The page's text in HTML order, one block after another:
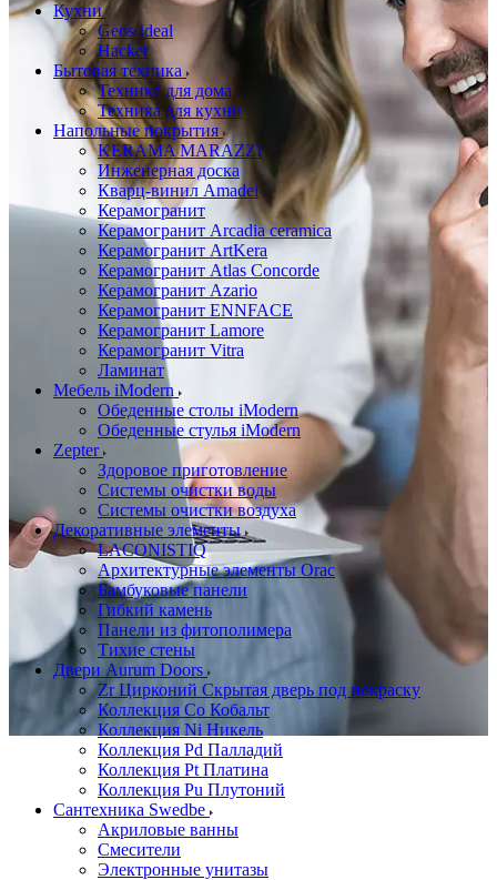
Кухни
Geos Ideal
Hacker
Бытовая техника
Техника для дома
Техника для кухни
Напольные покрытия
KERAMA MARAZZI
Инженерная доска
Кварц-винил Amadei
Керамогранит
Керамогранит Arcadia ceramica
Керамогранит ArtKera
Керамогранит Atlas Concorde
Керамогранит Azario
Керамогранит ENNFACE
Керамогранит Lamore
Керамогранит Vitra
Ламинат
Мебель iModern
Обеденные столы iModern
Обеденные стулья iModern
Zepter
Здоровое приготовление
Системы очистки воды
Системы очистки воздуха
Декоративные элементы
LACONISTIQ
Архитектурные элементы Orac
Бамбуковые панели
Гибкий камень
Панели из фитополимера
Тихие стены
Двери Aurum Doors
Zr Цирконий Скрытая дверь под покраску
Коллекция Co Кобальт
Коллекция Ni Никель
Коллекция Pd Палладий
Коллекция Pt Платина
Коллекция Pu Плутоний
Сантехника Swedbe
Акриловые ванны
Смесители
Электронные унитазы